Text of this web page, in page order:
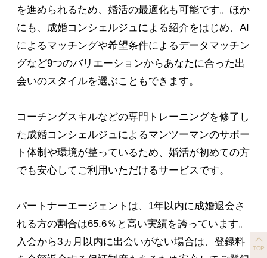
を進められるため、婚活の最適化も可能です。ほか
にも、成婚コンシェルジュによる紹介をはじめ、AI
によるマッチングや希望条件によるデータマッチン
グなど9つのバリエーションからあなたに合った出
会いのスタイルを選ぶこともできます。
コーチングスキルなどの専門トレーニングを修了し
た成婚コンシェルジュによるマンツーマンのサポー
ト体制や環境が整っているため、婚活が初めての方
でも安心してご利用いただけるサービスです。
パートナーエージェントは、1年以内に成婚退会さ
れる方の割合は65.6％と高い実績を誇っています。
入会から3ヵ月以内に出会いがない場合は、登録料
TOP